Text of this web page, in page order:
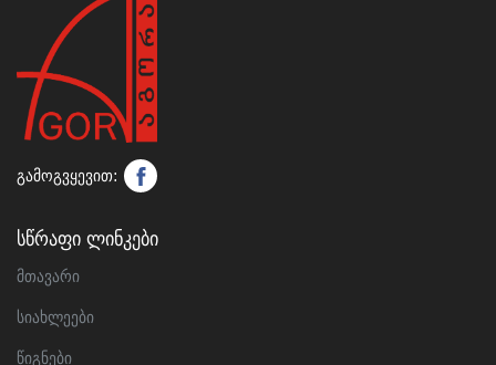
გამოგვყევით:
Სწრაფი Ლინკები
მთავარი
სიახლეები
წიგნები